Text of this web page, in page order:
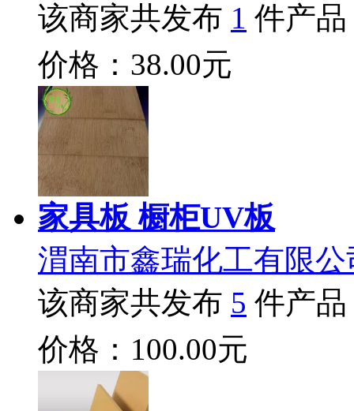
该商家共发布 1 件产品
价格：38.00元
家具板 橱柜UV板
渭南市鑫瑞化工有限公
该商家共发布 5 件产品
价格：100.00元